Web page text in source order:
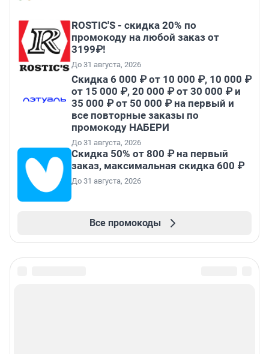
ROSTIC'S - скидка 20% по
промокоду на любой заказ от
3199₽!
До 31 августа, 2026
Скидка 6 000 ₽ от 10 000 ₽, 10 000 ₽
от 15 000 ₽, 20 000 ₽ от 30 000 ₽ и
35 000 ₽ от 50 000 ₽ на первый и
все повторные заказы по
промокоду НАБЕРИ
До 31 августа, 2026
Скидка 50% от 800 ₽ на первый
заказ, максимальная скидка 600 ₽
До 31 августа, 2026
Все промокоды